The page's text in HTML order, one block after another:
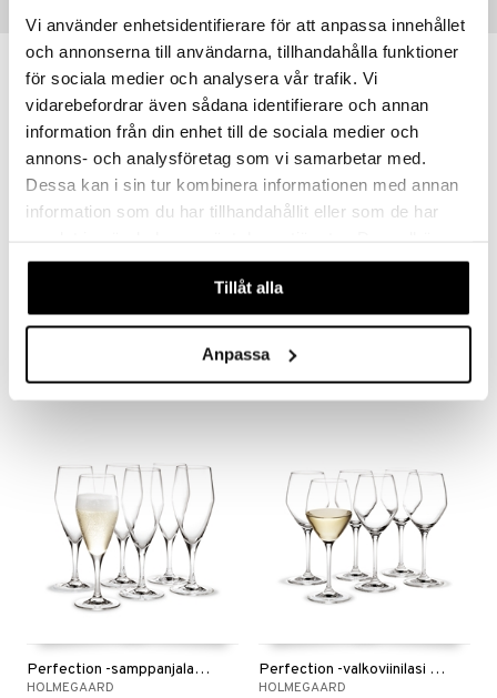
Vi använder enhetsidentifierare för att anpassa innehållet
och annonserna till användarna, tillhandahålla funktioner
för sociala medier och analysera vår trafik. Vi
vidarebefordrar även sådana identifierare och annan
information från din enhet till de sociala medier och
annons- och analysföretag som vi samarbetar med.
Dessa kan i sin tur kombinera informationen med annan
information som du har tillhandahållit eller som de har
våra cookies vid fortsatt användande av vår webbplats.
Tillåt alla
Anpassa
Vinkkejä sinulle
HOLMEGAARD HOLMEGAARD
70 €
Perfection -samppanjalasi 6 kpl / pakkaus
HOLMEGAARD
Perfection -valkoviinilasi 6 kpl / pakkaus
HOLMEGAARD